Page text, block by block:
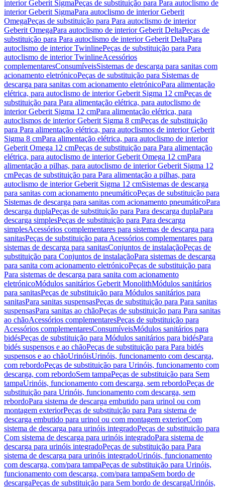
interior Geberit SigmaPeças de substituição para Para autoclismo de
interior Geberit SigmaPara autoclismo de interior Geberit
OmegaPeças de substituição para Para autoclismo de interior
Geberit OmegaPara autoclismo de interior Geberit DeltaPeças de
substituição para Para autoclismo de interior Geberit DeltaPara
autoclismo de interior TwinlinePeças de substituição para Para
autoclismo de interior TwinlineAcessórios
complementaresConsumíveisSistemas de descarga para sanitas com
acionamento eletrónicoPeças de substituição para Sistemas de
descarga para sanitas com acionamento eletrónicoPara alimentação
elétrica, para autoclismo de interior Geberit Sigma 12 cmPeças de
substituição para Para alimentação elétrica, para autoclismo de
interior Geberit Sigma 12 cmPara alimentação elétrica, para
autoclismos de interior Geberit Sigma 8 cmPeças de substituição
para Para alimentação elétrica, para autoclismos de interior Geberit
Sigma 8 cmPara alimentação elétrica, para autoclismo de interior
Geberit Omega 12 cmPeças de substituição para Para alimentação
elétrica, para autoclismo de interior Geberit Omega 12 cmPara
alimentação a pilhas, para autoclismo de interior Geberit Sigma 12
cmPeças de substituição para Para alimentação a pilhas, para
autoclismo de interior Geberit Sigma 12 cmSistemas de descarga
para sanitas com acionamento pneumáticoPeças de substituição para
Sistemas de descarga para sanitas com acionamento pneumáticoPara
descarga duplaPeças de substituição para Para descarga duplaPara
descarga simplesPeças de substituição para Para descarga
simplesAcessórios complementares para sistemas de descarga para
sanitasPeças de substituição para Acessórios complementares para
sistemas de descarga para sanitasConjuntos de instalaçãoPeças de
substituição para Conjuntos de instalaçãoPara sistemas de descarga
para sanita com acionamento eletrónicoPeças de substituição para
Para sistemas de descarga para sanita com acionamento
eletrónicoMódulos sanitários Geberit MonolithMódulos sanitários
para sanitasPeças de substituição para Módulos sanitários para
sanitasPara sanitas suspensasPeças de substituição para Para sanitas
suspensasPara sanitas ao chãoPeças de substituição para Para sanitas
ao chãoAcessórios complementaresPeças de substituição para
Acessórios complementaresConsumíveisMódulos sanitários para
bidésPeças de substituição para Módulos sanitários para bidésPara
bidés suspensos e ao chãoPeças de substituição para Para bidés
suspensos e ao chãoUrinóisUrinóis, funcionamento com descarga,
com rebordoPeças de substituição para Urinóis, funcionamento com
descarga, com rebordoSem tampaPeças de substituição para Sem
tampaUrinóis, funcionamento com descarga, sem rebordoPeças de
substituição para Urinóis, funcionamento com descarga, sem
rebordoPara sistema de descarga embutido para urinol ou com
montagem exteriorPeças de substituição para Para sistema de
descarga embutido para urinol ou com montagem exteriorCom
sistema de descarga para urinóis integradoPeças de substituição para
Com sistema de descarga para urinóis integradoPara sistema de
descarga para urinóis integradoPeças de substituição para Para
sistema de descarga para urinóis integradoUrinóis, funcionamento
com descarga, com/para tampaPeças de substituição para Urinóis,
funcionamento com descarga, com/para tampaSem bordo de
descargaPeças de substituição para Sem bordo de descargaUrinóis,